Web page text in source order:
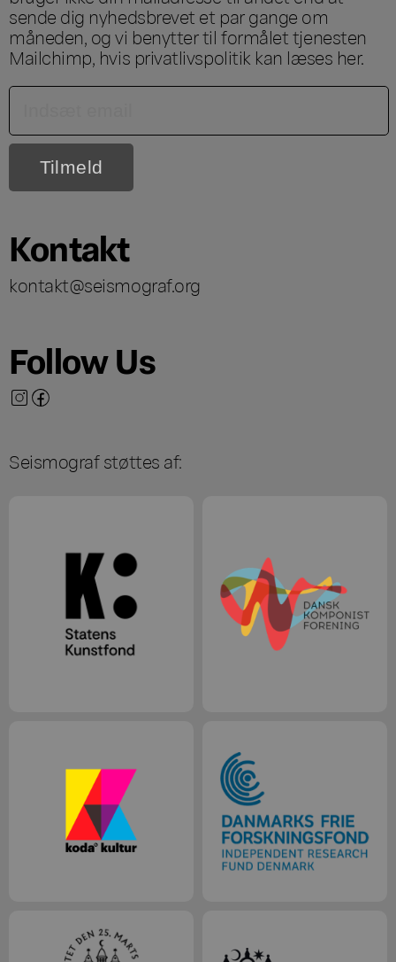
sende dig nyhedsbrevet et par gange om
måneden, og vi benytter til formålet tjenesten
Mailchimp, hvis privatlivspolitik kan læses her.
Kontakt
kontakt@seismograf.org
Follow Us
Seismograf støttes af: